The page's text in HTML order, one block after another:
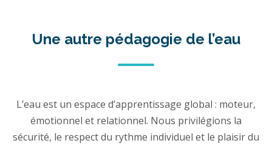
Une autre pédagogie de l’eau
L’eau est un espace d’apprentissage global : moteur,
émotionnel et relationnel. Nous privilégions la
sécurité, le respect du rythme individuel et le plaisir du